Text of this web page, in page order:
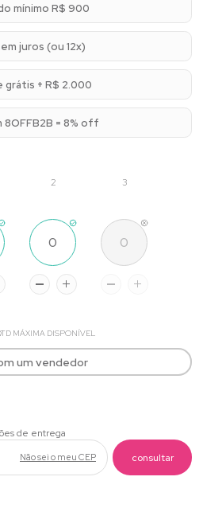
mínimo R$ 900
juros (ou 12x)
grátis + R$ 2.000
8OFFB2B = 8% off
2 3
MÁXIMA DISPONÍVEL
um vendedor
Não sei o meu CEP